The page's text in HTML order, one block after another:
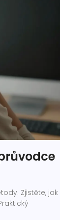
Zjistěte, jak